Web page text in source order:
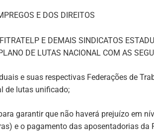
E DOS DIREITOS
E DEMAIS SINDICATOS
DE LUTAS NACIONAL COM AS
e suas respectivas Federações de
de lutas unificado;
garantir que não haverá prejuízo em
e o pagamento das aposentadorias